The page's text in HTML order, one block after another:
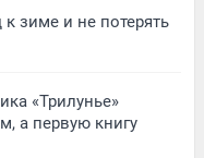
к зиме и не потерять
«Трилунье»
а первую книгу